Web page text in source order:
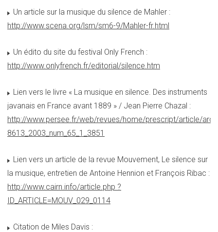
Un article sur la musique du silence de Mahler :
http://www.scena.org/lsm/sm6-9/Mahler-fr.html
Un édito du site du festival Only French :
http://www.onlyfrench.fr/editorial/silence.htm
Lien vers le livre « La musique en silence. Des instruments
javanais en France avant 1889 » / Jean Pierre Chazal :
http://www.persee.fr/web/revues/home/prescript/article/
8613_2003_num_65_1_3851
Lien vers un article de la revue Mouvement, Le silence sur
la musique, entretien de Antoine Hennion et François Ribac :
http://www.cairn.info/article.php ?
ID_ARTICLE=MOUV_029_0114
Citation de Miles Davis :